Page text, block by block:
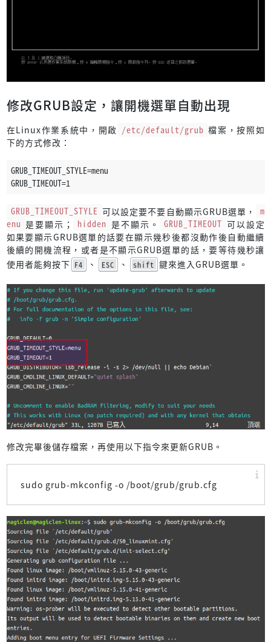
修改GRUB設定，讓開機選單自動出現
在Linux作業系統中，開啟 /etc/default/grub 檔案，按照如
下的方式修改：
GRUB_TIMEOUT_STYLE=menu
GRUB_TIMEOUT=1
GRUB_TIMEOUT_STYLE 可以設定要不要自動顯示GRUB選單，
m
enu 是要顯示； hidden 是不顯示。 GRUB_TIMEOUT 可以設定
如果要顯示GRUB選單的話要在顯示幾秒後都沒動作後自動繼續
後續的開機流程，或者是不顯示GRUB選單的話，要等待幾秒讓
使用者能夠按下 F4 、 ESC 、 shift 鍵來進入GRUB選單。
修改完畢後儲存檔案，再使用以下指令來更新GRUB。
sudo grub-mkconfig -o /boot/grub/grub.cfg